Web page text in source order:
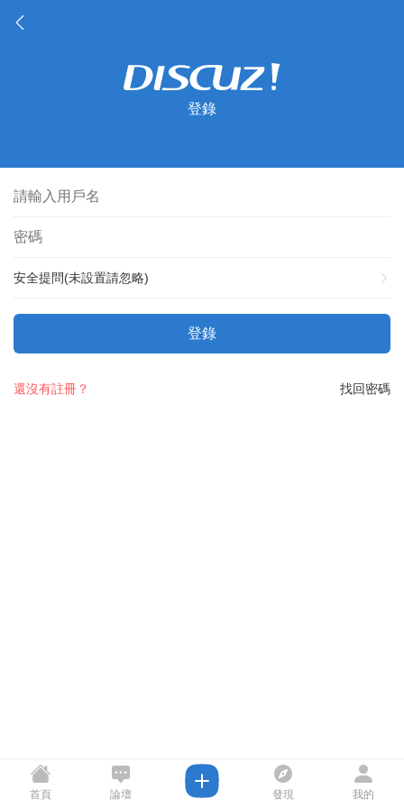
登錄
安全提問(未設置請忽略)
登錄
找回密碼
還沒有註冊？
首頁 論壇 發現 我的